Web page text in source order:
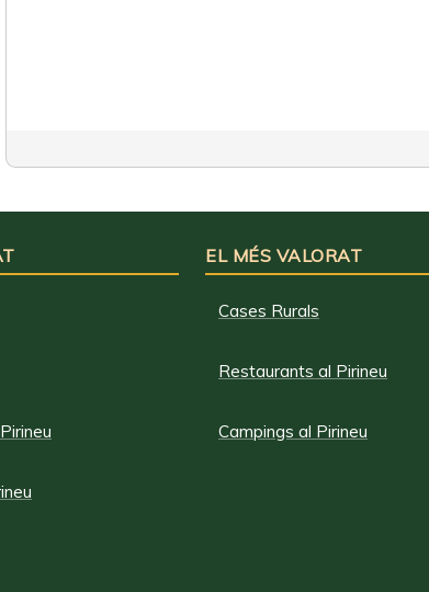
EL MÉS VALORAT
Cases Rurals
Restaurants al Pirineu
Campings al Pirineu